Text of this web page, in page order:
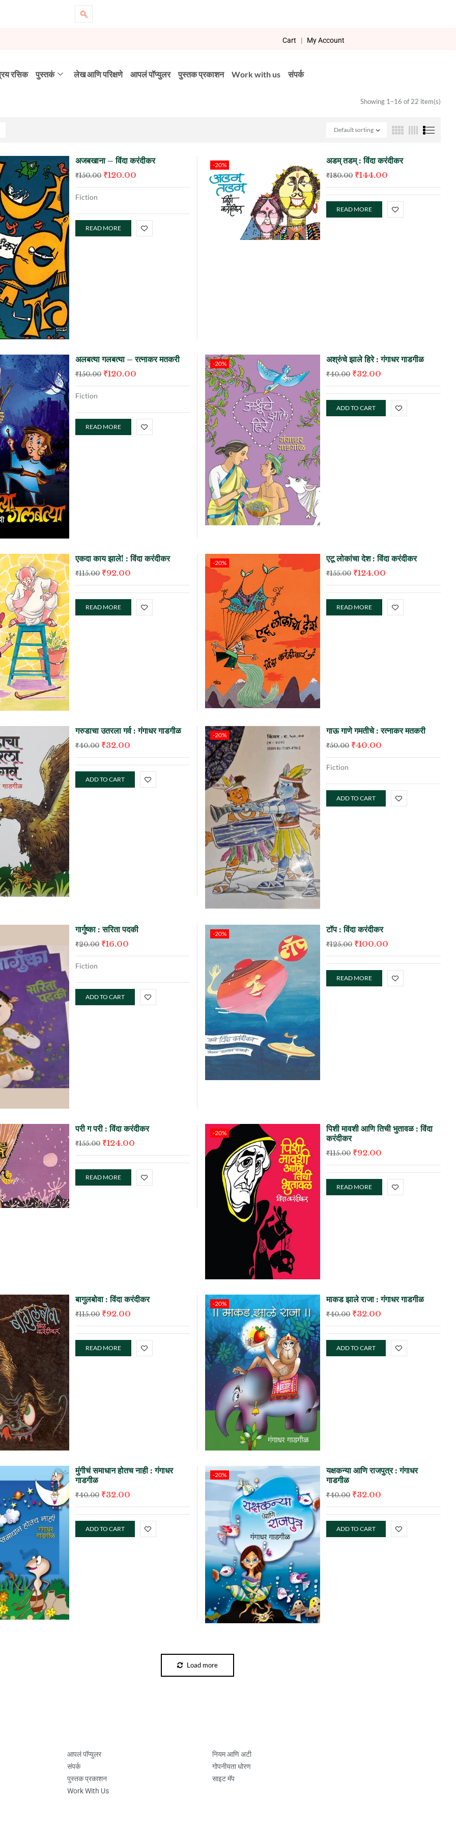
Cart | My Account
रसिक पुस्तकं लेख आणि परिक्षणे आपलं पॉप्युलर पुस्तक प्रकाशन Work with us संपर्क
Showing 1–16 of 22 item(s)
Default sorting
अजबखाना – विंदा करंदीकर
₹150.00 ₹120.00
Fiction
READ MORE
-20% अडम्‌ तडम्‌ : विंदा करंदीकर
₹180.00 ₹144.00
READ MORE
अलबत्या गलबत्या – रत्नाकर मतकरी
₹150.00 ₹120.00
Fiction
READ MORE
-20% अश्रुंचे झाले हिरे : गंगाधर गाडगीळ
₹40.00 ₹32.00
ADD TO CART
एकदा काय झाले! : विंदा करंदीकर
₹115.00 ₹92.00
READ MORE
-20% एटू लोकांचा देश : विंदा करंदीकर
₹155.00 ₹124.00
READ MORE
गरुडाचा उतरला गर्व : गंगाधर गाडगीळ
₹40.00 ₹32.00
ADD TO CART
-20% गाऊ गाणे गमतीचे : रत्नाकर मतकरी
₹50.00 ₹40.00
Fiction
ADD TO CART
गार्गुष्का : सरिता पदकी
₹20.00 ₹16.00
Fiction
ADD TO CART
-20% टॉप : विंदा करंदीकर
₹125.00 ₹100.00
READ MORE
परी ग परी : विंदा करंदीकर
₹155.00 ₹124.00
READ MORE
-20%
पिशी मावशी आणि तिची भुतावळ : विंदा
करंदीकर
₹115.00 ₹92.00
READ MORE
बागुलबोवा : विंदा करंदीकर
₹115.00 ₹92.00
READ MORE
-20% माकड झाले राजा : गंगाधर गाडगीळ
₹40.00 ₹32.00
ADD TO CART
मुंगीचं समाधान होतच नाही : गंगाधर
गाडगीळ
₹40.00 ₹32.00
ADD TO CART
-20%
यक्षकन्या आणि राजपुत्र : गंगाधर
गाडगीळ
₹40.00 ₹32.00
ADD TO CART
Load more
आपलं पॉप्युलर
संपर्क
पुस्तक प्रकाशन
Work With Us
नियम आणि अटी
गोपनीयता धोरण
साइट मॅप